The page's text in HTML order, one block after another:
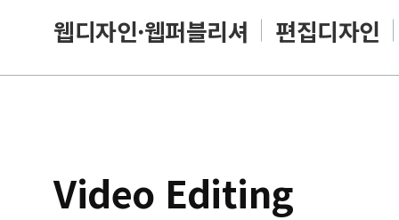
웹디자인·웹퍼블리셔 편집디자인
Video Editing